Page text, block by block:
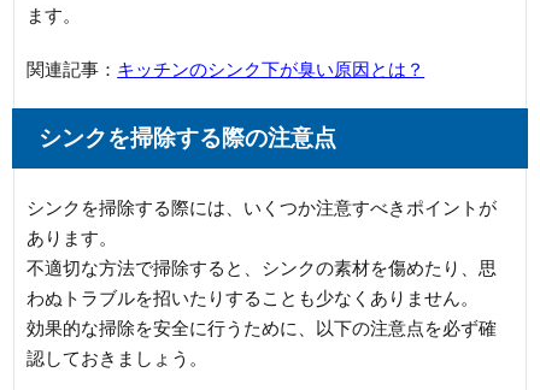
ます。
関連記事： キッチンのシンク下が臭い原因とは？
シンクを掃除する際の注意点
シンクを掃除する際には、いくつか注意すべきポイントが
あります。
不適切な方法で掃除すると、シンクの素材を傷めたり、思
わぬトラブルを招いたりすることも少なくありません。
効果的な掃除を安全に行うために、以下の注意点を必ず確
認しておきましょう。